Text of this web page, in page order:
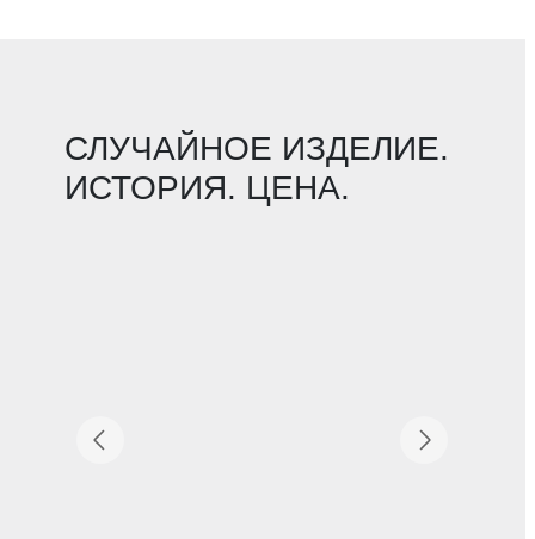
СЛУЧАЙНОЕ ИЗДЕЛИЕ.
ИСТОРИЯ. ЦЕНА.